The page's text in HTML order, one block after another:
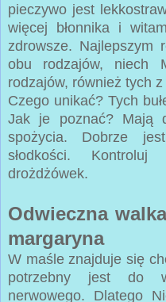
pieczywo jest
więcej błonnika i
zdrowsze. Najlepszym
obu rodzajów, niech
rodzajów, również tych
Czego unikać? Tych
Jak je poznać? Mają
spożycia. Dobrze
słodkości.
drożdżówek.
Odwieczna
margaryna
W maśle znajduje się
potrzebny jest do
nerwowego. Dlatego